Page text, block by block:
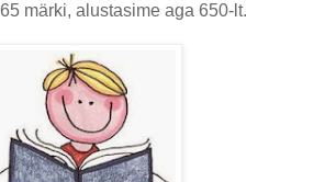
märki, alustasime aga 650-lt.